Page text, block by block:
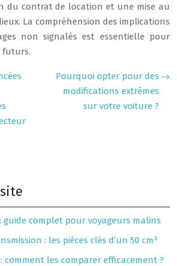
du contrat de location et une mise au
La compréhension des implications
non signalés est essentielle pour
futurs.
Pourquoi opter pour des
modifications extrêmes
sur votre voiture ?
guide complet pour voyageurs malins
: les pièces clés d’un 50 cm³
comment les comparer efficacement ?